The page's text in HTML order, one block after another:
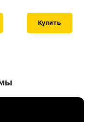
Купить